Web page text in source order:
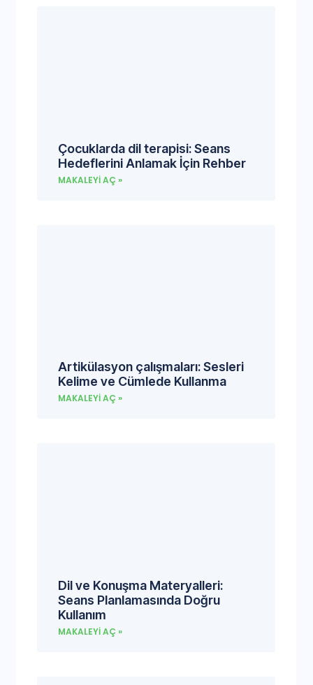
Çocuklarda dil terapisi: Seans
Hedeflerini Anlamak İçin Rehber
MAKALEYI AÇ »
Artikülasyon çalışmaları: Sesleri
Kelime ve Cümlede Kullanma
MAKALEYI AÇ »
Dil ve Konuşma Materyalleri:
Seans Planlamasında Doğru
Kullanım
MAKALEYI AÇ »